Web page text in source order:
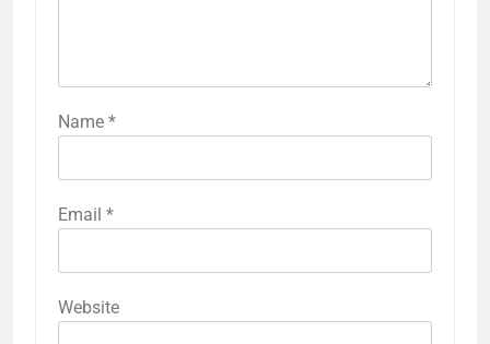
Name *
Email *
Website